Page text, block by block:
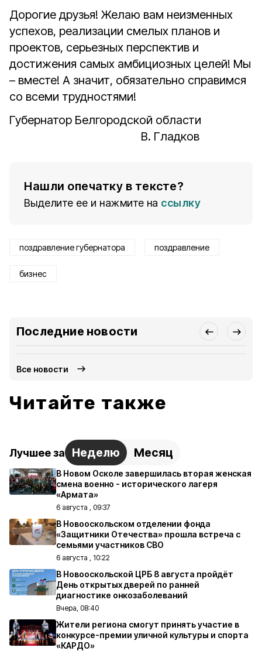
Дорогие друзья! Желаю вам неизменных
успехов, реализации смелых планов и
проектов, серьезных перспектив и
достижения самых амбициозных целей! Мы
– вместе! А значит, обязательно справимся
со всеми трудностями!
Губернатор Белгородской области
В. Гладков
Нашли опечатку в тексте?
Выделите ее и нажмите на ссылку
поздравление губернатора поздравление
бизнес
Последние новости
Все новости
Читайте также
Лучшее за Неделю Месяц
В Новом Осколе завершилась вторая женская
смена военно - исторического лагеря
«Армата»
6 августа , 09:37
В Новооскольском отделении фонда
«Защитники Отечества» прошла встреча с
семьями участников СВО
6 августа , 10:22
В Новооскольской ЦРБ 8 августа пройдёт
День открытых дверей по ранней
диагностике онкозаболеваний
Вчера, 08:40
Жители региона смогут принять участие в
конкурсе-премии уличной культуры и спорта
«КАРДО»